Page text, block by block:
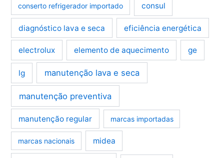
conserto refrigerador importado consul
diagnóstico lava e seca eficiência energética
electrolux elemento de aquecimento ge
lg manutenção lava e seca
manutenção preventiva
manutenção regular marcas importadas
marcas nacionais midea